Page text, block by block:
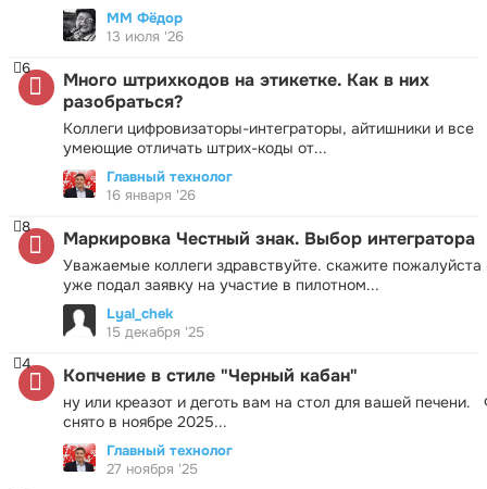
ММ Фёдор
13 июля '26
Много штрихкодов на этикетке. Как в них
разобраться?
Коллеги цифровизаторы-интеграторы, айтишники и все
умеющие отличать штрих-коды от...
6
Главный технолог
16 января '26
Маркировка Честный знак. Выбор интегратора
Уважаемые коллеги здравствуйте. скажите пожалуйста
уже подал заявку на участие в пилотном...
8
Lyal_chek
15 декабря '25
Копчение в стиле "Черный кабан"
ну или креазот и деготь вам на стол для вашей печени.
снято в ноябре 2025...
4
Главный технолог
27 ноября '25